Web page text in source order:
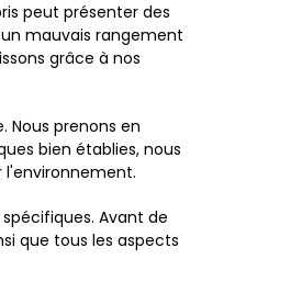
peut présenter des
mauvais rangement
grâce à nos
prenons en
bien établies, nous
l'environnement.
Avant de
que tous les aspects